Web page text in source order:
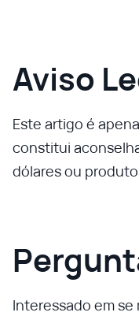
Aviso
Este artigo é
constitui
dólares ou
Interessado em